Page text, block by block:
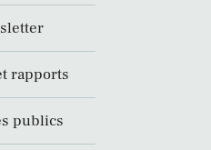
rapports
publics